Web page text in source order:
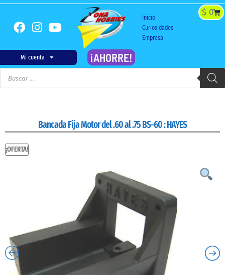
$ 0
¡AHORRE!
Mi cuenta
Inicio
Curiosidades
Empresa
Bancada Fija Motor del .60 al .75 BS-60 : HAYES
¡OFERTA!